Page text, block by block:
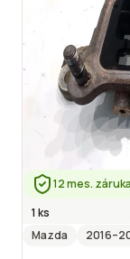
12 mes. záruka
1 ks
Mazda
2016